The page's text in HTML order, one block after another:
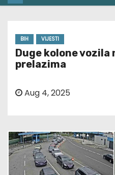
BIH VIJESTI
Duge kolone vozila
prelazima
Aug 4, 2025